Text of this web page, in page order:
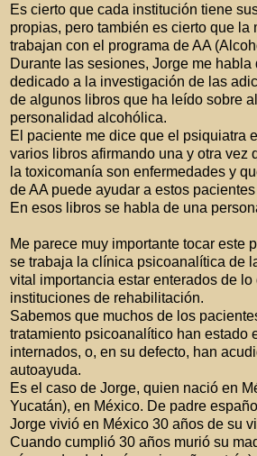
Es cierto que cada institución tiene
propias, pero también es cierto que la
trabajan con el programa de AA
Durante las sesiones, Jorge me habla
dedicado a la investigación de las
de algunos libros que ha leído sobre
personalidad alcohólica.
El paciente me dice que el psiquiatra
varios libros afirmando una y otra vez
la toxicomanía son enfermedades y
de AA puede ayudar a estos
En esos libros se habla de una
Me parece muy importante tocar este
se trabaja la clínica psicoanalítica de
vital importancia estar enterados de
instituciones de rehabilitación.
Sabemos que muchos de los
tratamiento psicoanalítico han estado
internados, o, en su defecto, han
autoayuda.
Es el caso de Jorge, quien nació en
Yucatán), en México. De padre
Jorge vivió en México 30 años de su
Cuando cumplió 30 años murió su